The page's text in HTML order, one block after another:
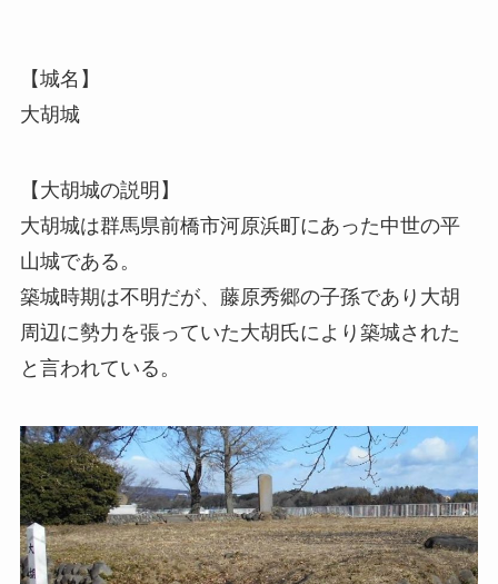
【城名】
大胡城
【大胡城の説明】
大胡城は群馬県前橋市河原浜町にあった中世の平
山城である。
築城時期は不明だが、藤原秀郷の子孫であり大胡
周辺に勢力を張っていた大胡氏により築城された
と言われている。